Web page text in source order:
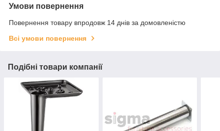
Умови повернення
Повернення товару впродовж 14 днів за домовленістю
Всі умови повернення
Подібні товари компанії